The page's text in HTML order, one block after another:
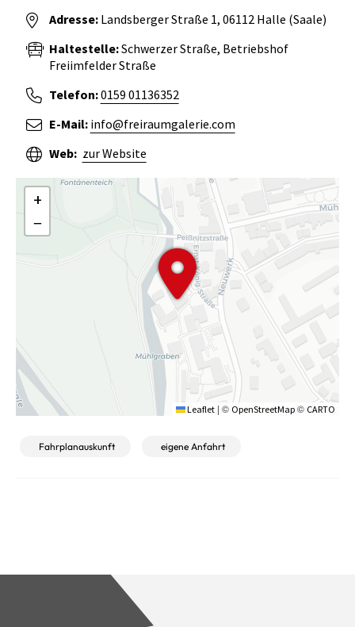
Adresse: Landsberger Straße 1 06112 Halle (Saale)
Haltestelle:Schwerzer Straße, Betriebshof
Freiimfelder Straße
Telefon:0159 01136352
E-Mail: info@freiraumgalerie.com
Web: zur Website
+
−
Leaflet | © OpenStreetMap © CARTO
Fahrplanauskunft eigene Anfahrt